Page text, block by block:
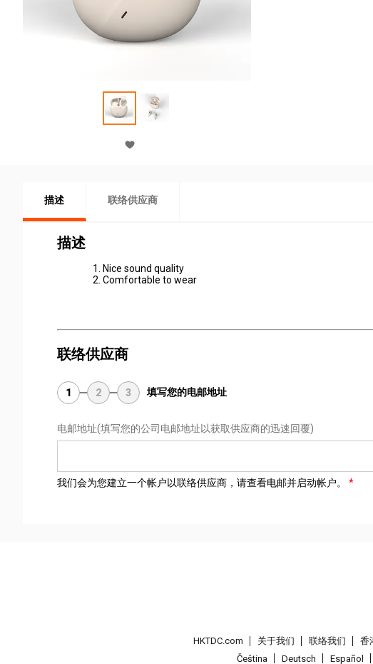
描述 联络供应商
描述
Nice sound
Comfortable to wear
联络供应商
1 2 3 填写您的电邮地址
电邮地址(填写您的公司电邮地址以获取供应商的迅速回覆)
我们会为您建立一个帐户以联络供应商，请查看电邮并启动帐户。
HKTDC.com 关于我们 联络我们 香
Čeština
Deutsch Español